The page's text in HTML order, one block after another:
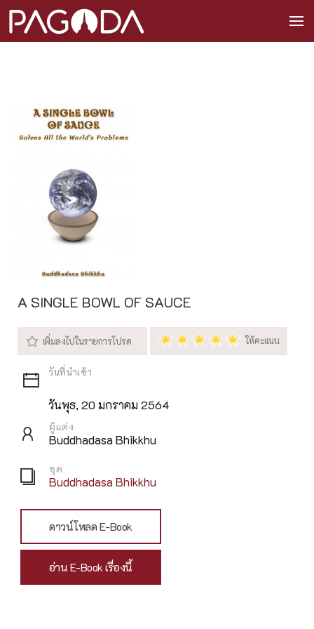
A SINGLE BOWL OF SAUCE
วันพุธ, 20 มกราคม 2564
ผู้แต่ง
Buddhadasa Bhikkhu
ชุด
Buddhadasa Bhikkhu
ดาวน์โหลด E-Book
อ่าน E-Book เรื่องนี้